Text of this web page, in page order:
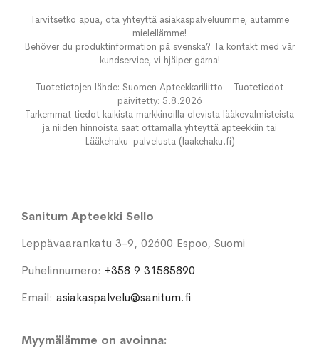
Tarvitsetko apua, ota yhteyttä asiakaspalveluumme, autamme
mielellämme!
Behöver du produktinformation på svenska? Ta kontakt med vår
kundservice, vi hjälper gärna!
Tuotetietojen lähde: Suomen Apteekkariliitto - Tuotetiedot
päivitetty: 5.8.2026
Tarkemmat tiedot kaikista markkinoilla olevista lääkevalmisteista
ja niiden hinnoista saat ottamalla yhteyttä apteekkiin tai
Lääkehaku-palvelusta (laakehaku.fi)
Sanitum Apteekki Sello
Leppävaarankatu 3-9, 02600 Espoo, Suomi
Puhelinnumero: +358 9 31585890
Email: asiakaspalvelu@sanitum.fi
Myymälämme on avoinna: